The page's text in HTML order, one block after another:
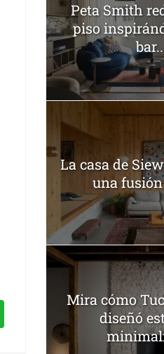
Peta Smith
piso
La casa de
una
Mira cómo
diseñó